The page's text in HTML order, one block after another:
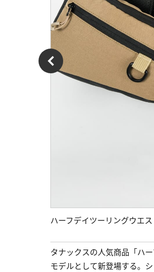
ハーフデイツーリングウエス
タナックスの人気商品「ハ
モデルとして新登場する。